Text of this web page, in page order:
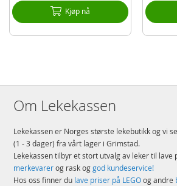
Kjøp nå
Om Lekekassen
Lekekassen er Norges største lekebutikk og vi
(1 - 3 dager) fra vårt lager i Grimstad.
Lekekassen tilbyr et stort utvalg av leker til lave
merkevarerog rask oggod kundeservice!
Hos oss finner du lave priser på LEGOog andre